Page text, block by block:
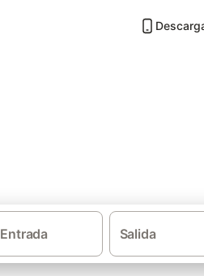
Entrada Salida